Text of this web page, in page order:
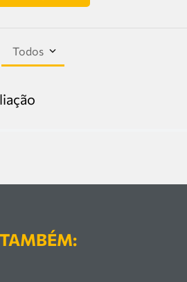
Todos